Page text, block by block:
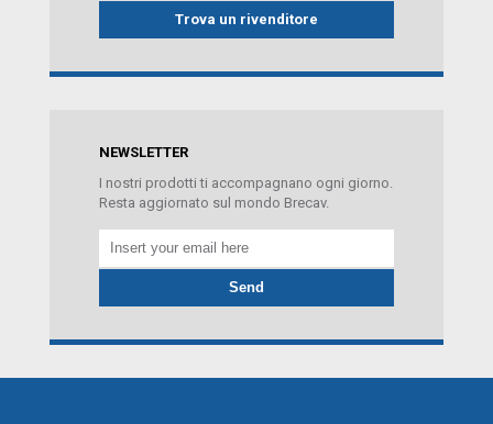
Trova un rivenditore
NEWSLETTER
I nostri prodotti ti accompagnano ogni giorno.
Resta aggiornato sul mondo Brecav.